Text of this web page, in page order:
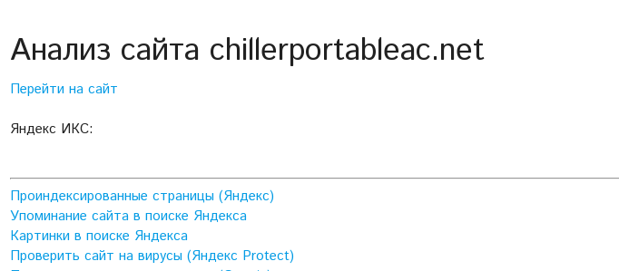
Анализ сайта chillerportableac.net
Перейти на сайт
Яндекс ИКС:
Проиндексированные страницы (Яндекс)
Упоминание сайта в поиске Яндекса
Картинки в поиске Яндекса
Проверить сайт на вирусы (Яндекс Protect)